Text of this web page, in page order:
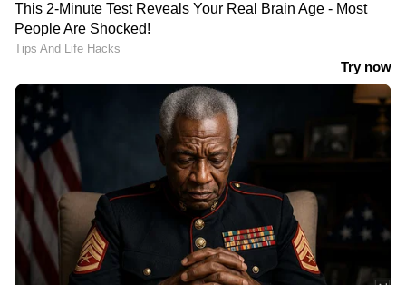
പോകുമെന്നാണ് അദ്ദേഹം വ്യക്തമാക്കിയത്.